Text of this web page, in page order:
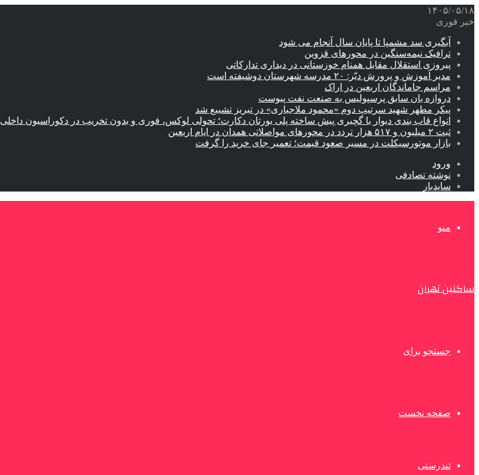
۱۴۰۵/۰۵/۱۸
خبر فوری
آبگیری سد مشمپا تا پایان سال آنجام می شود
ترافیک نیمه‌سنگین در محورهای قزوین
پیروزی استقلال مقابل همنام خوزستانی در دیداری تدارکاتی
مدیر آموزش و پرورش دیّر: ۲۰ مدرسه شهرستان دوشیفته است
مراسم جاماندگان اربعین در اراک
دروازه بان سابق پرسپولیس به صنعت نفت پیوست
پیکر مطهر شهید سرتیپ دوم «محمود ملاجباری» در تبریز تشییع شد
انواع قاب بندی دیوار با گچبری پیش ساخته پلی یورتان دکارت؛ تحولی لوکس، فوری و بدون تخریب در دکوراسیون داخلی
ثبت ۲ میلیون و ۵۱۷ هزار تردد در محورهای مواصلاتی همدان در ایام اربعین
بازار موتورسیکلت در مسیر صعود قیمت؛ تعمیر جای خرید را گرفت
ورود
نوشته تصادفی
سایدبار
منو
ساکنین تهران
جستجو برای
صفحه نخست
تندرستی